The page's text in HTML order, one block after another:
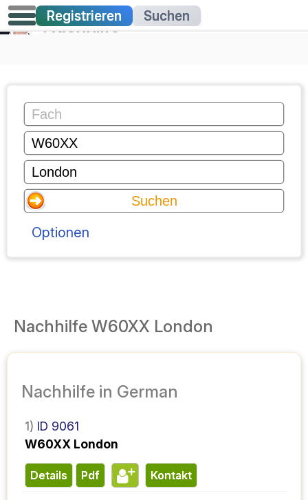
Nachhilfe
Registrieren Suchen
Optionen
Nachhilfe W60XX London
Nachhilfe in German
1) ID 9061
W60XX London
Details pdf Kontakt